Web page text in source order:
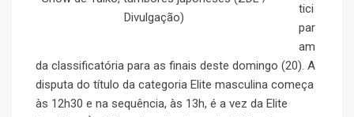
Divulgação)
tici
par
am
da classificatória para as finais deste domingo (20). A
disputa do título da categoria Elite masculina começa
às 12h30 e na sequência, às 13h, é a vez da Elite